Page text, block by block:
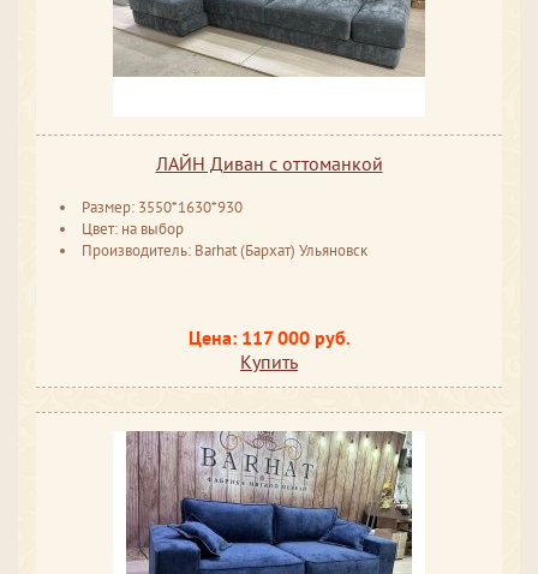
ЛАЙН Диван с оттоманкой
Размер: 3550*1630*930
Цвет: на выбор
Производитель: Barhat (Бархат) Ульяновск
Цена: 117 000 руб.
Купить